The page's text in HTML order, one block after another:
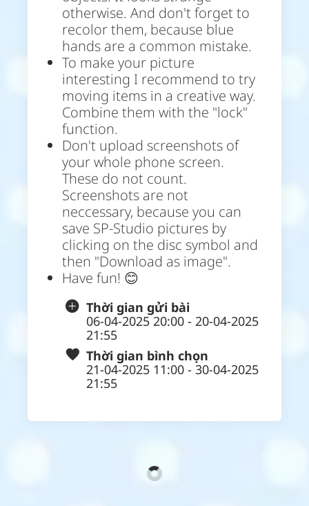
otherwise. And don't forget to
recolor them, because blue
hands are a common mistake.
To make your picture
interesting I recommend to try
moving items in a creative way.
Combine them with the "lock"
function.
Don't upload screenshots of
your whole phone screen.
These do not count.
Screenshots are not
neccessary, because you can
save SP-Studio pictures by
clicking on the disc symbol and
then "Download as image".
Have fun! 😊
Thời gian gửi bài
06-04-2025 20:00 - 20-04-2025
21:55
Thời gian bình chọn
21-04-2025 11:00 - 30-04-2025
21:55